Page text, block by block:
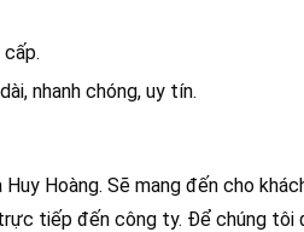
nhanh chóng, uy tín.
Hoàng. Sẽ mang đến cho
tiếp đến công ty. Để chúng tôi